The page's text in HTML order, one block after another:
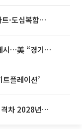
영끌 '주택공급' 대책 임박⋯비아파트·도심복합까지 총동원
이란, 미국에 호르무즈 합의 조건 제시…美 “경기 아직 안 끝나” [종합]
플레이션’
종부세 개편에도…1·3주택 종부세 격차 2028년부터 확대